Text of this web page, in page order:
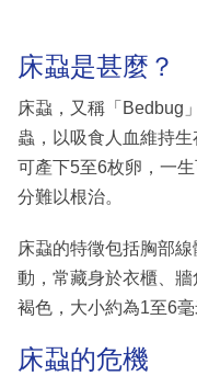
床蝨是甚麼？
床蝨，又稱「Bedbug
蟲，以吸食人血維持
可產下5至6枚卵，一
分難以根治。
床蝨的特徵包括胸部
動，常藏身於衣櫃、
褐色，大小約為1至6毫
床蝨的危機